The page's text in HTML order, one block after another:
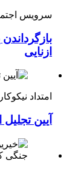
سرویس
ازنایی
امتداد
آیین